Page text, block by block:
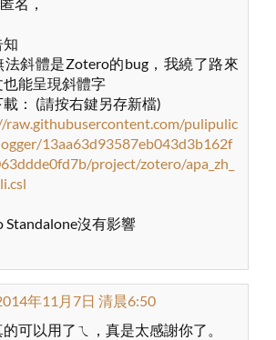
知
法斜體是Zotero的bug，我繞了路來
也能呈現斜體字
： (請按右鍵另存新檔)
raw.githubusercontent.com/pulipulic
13aa63d93587eb043d3b162f
project/zotero/apa_zh_
Standalone沒有影響
年11月7日 清晨6:50
可以用了ㄟ，真是太感謝你了。